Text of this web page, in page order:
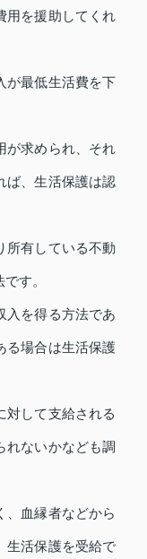
用を援助してくれ
が最低生活費を下
が求められ、それ
ば、生活保護は認
所有している不動
す。
入を得る方法であ
る場合は生活保護
対して支給される
れないかなども調
、血縁者などから
生活保護を受給で